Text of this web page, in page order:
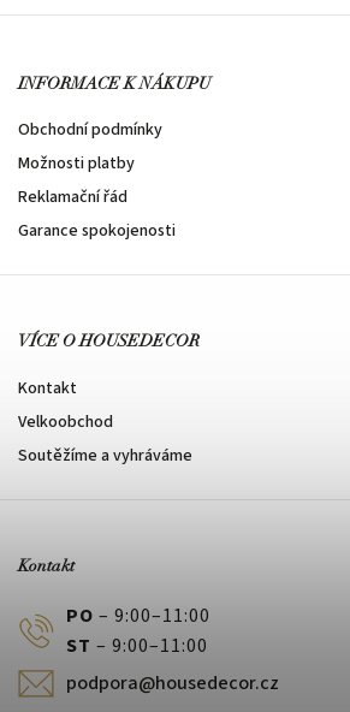
INFORMACE K NÁKUPU
Obchodní podmínky
Možnosti platby
Reklamační řád
Garance spokojenosti
VÍCE O HOUSEDECOR
Kontakt
Velkoobchod
Soutěžíme a vyhráváme
Kontakt
PO – 9:00–11:00
ST – 9:00–11:00
podpora@housedecor.cz